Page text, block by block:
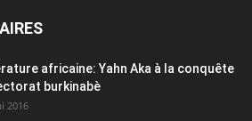
africaine: Yahn Aka à la conquête
burkinabè
2016